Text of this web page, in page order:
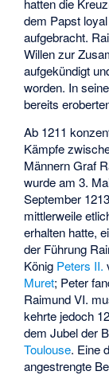
hatten die
dem Papst
aufgebracht.
Willen zur
aufgekündigt
worden. In
bereits
Ab 1211
Kämpfe
Männern Graf
wurde am 3.
September
mittlerweile
erhalten hatte,
der Führung
König Peters II.
Muret; Peter
Raimund VI.
kehrte jedoch
dem Jubel der
Toulouse. Eine
angestrengte